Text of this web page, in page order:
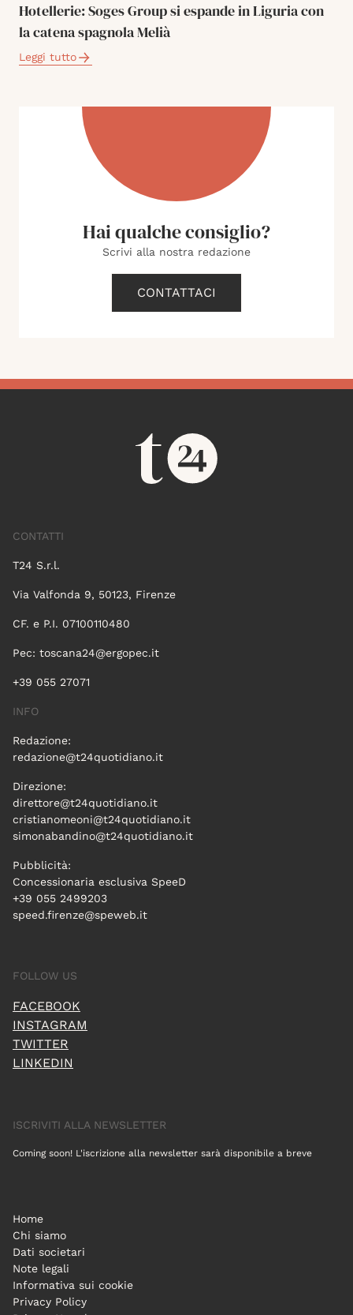
Hotellerie: Soges Group si espande in Liguria con
la catena spagnola Melià
Leggi tutto
Hai qualche consiglio?
Scrivi alla nostra redazione
CONTATTACI
CONTATTI
T24 S.r.l.
Via Valfonda 9, 50123, Firenze
CF. e P.I. 07100110480
Pec: toscana24@ergopec.it
+39 055 27071
INFO
Redazione:
redazione@t24quotidiano.it
Direzione:
direttore@t24quotidiano.it
cristianomeoni@t24quotidiano.it
simonabandino@t24quotidiano.it
Pubblicità:
Concessionaria esclusiva SpeeD
+39 055 2499203
speed.firenze@speweb.it
FOLLOW US
FACEBOOK
INSTAGRAM
TWITTER
LINKEDIN
ISCRIVITI ALLA NEWSLETTER
Coming soon! L'iscrizione alla newsletter sarà disponibile a breve
Home
Chi siamo
Dati societari
Note legali
Informativa sui cookie
Privacy Policy